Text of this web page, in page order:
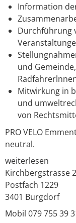
Information
Durchführung
und
Mitwirkung in
und
von
PRO VELO
neutral.
weiterlesen
Kirchbergstrasse
Postfach 1229
3401 Burgdorf
Mobil 079 755 39